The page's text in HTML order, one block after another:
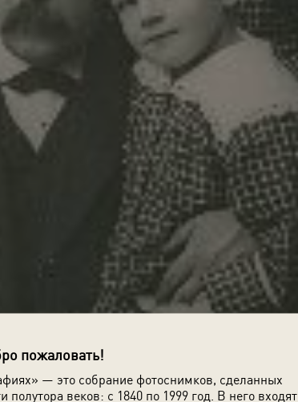
пожаловать!
— это собрание фотоснимков, сделанных
полутора веков: с 1840 по 1999 год. В него входят